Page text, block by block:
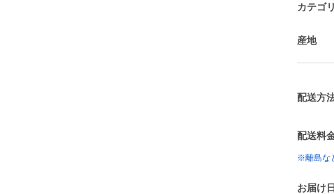
カテゴリ
産地
配送方
配送料
※離島な
お届け